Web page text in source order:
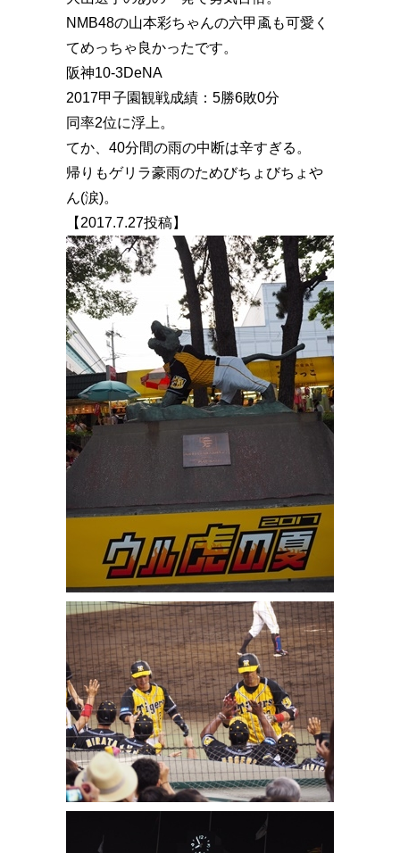
NMB48の山本彩ちゃんの六甲颪も可愛く
てめっちゃ良かったです。
阪神10-3DeNA
2017甲子園観戦成績：5勝6敗0分
同率2位に浮上️。
てか、40分間の雨の中断は辛すぎる。
帰りもゲリラ豪雨のためびちょびちょや
ん(涙)。
【2017.7.27投稿】